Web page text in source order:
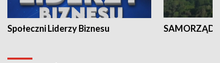
Społeczni Liderzy Biznesu SAMORZĄD